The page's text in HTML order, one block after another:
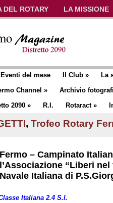
DEL ROTARY LA MISSIONE
Eventi del mese Il Club » La
Channel » Archivio
2090 » R.I. Rotaract»
, Trofeo Rotary
– Campinato
“Liberi nel
Italiana di
Italiana 2.4 S.I.